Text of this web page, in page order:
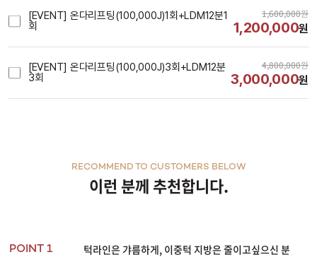
[EVENT] 온다리프팅(100,000J)1회+LDM12분1
회
1,600,000원
1,200,000원
[EVENT] 온다리프팅(100,000J)3회+LDM12분
3회
4,800,000원
3,000,000원
이런 분께 추천합니다.
RECOMMEND TO CUSTOMERS BELOW
POINT 1 턱라인은 갸름하게, 이중턱 지방은 줄이고싶으신 분